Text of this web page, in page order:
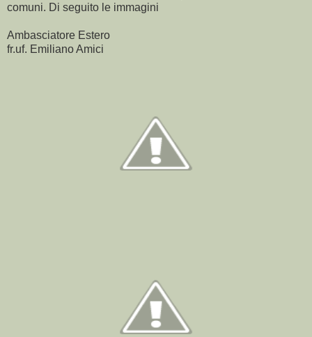
comuni. Di seguito le immagini
Ambasciatore Estero
fr.uf. Emiliano Amici